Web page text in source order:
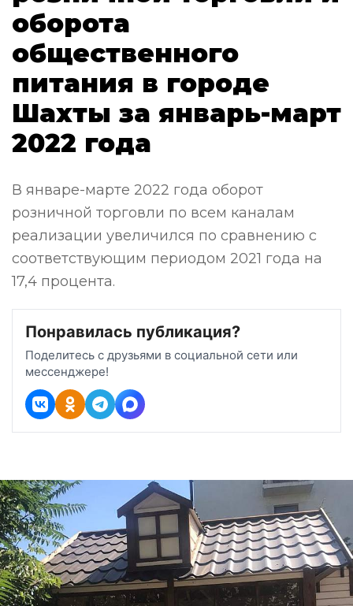
оборота
общественного
питания в городе
Шахты за январь-март
2022 года
В январе-марте 2022 года оборот
розничной торговли по всем каналам
реализации увеличился по сравнению с
соответствующим периодом 2021 года на
17,4 процента.
Понравилась публикация?
Поделитесь с друзьями в социальной сети или
мессенджере!